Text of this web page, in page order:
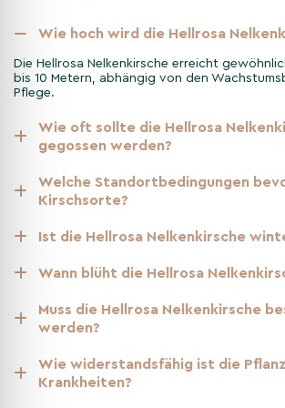
ist seit Jahrhunderten ein Symbol der
Kirschblütenbetrachtung, bekannt als
Kirschsorte wurde im Laufe der Zeit auf der
gemäßigten Klimazonen.
Anpflanzen der Hellrosa
Nelkenkirsche
Das Anpflanzen der Hellrosa Nelkenkirsche
ausreichend Platz, damit der Baum seine
sorgfältig behandelt und der Baum
Feuchtigkeit zu bewahren und
unterdrücken.
Wie hoch wird die Hellrosa
Die Hellrosa Nelkenkirsche erreicht
bis 10 Metern, abhängig von den
Pflege.
Wie oft sollte die Hellrosa
gegossen werden?
Welche Standortbedingungen
Kirschsorte?
Ist die Hellrosa Nelkenkirsche
Wann blüht die Hellrosa
Muss die Hellrosa Nelkenkirsche
werden?
Wie widerstandsfähig ist die
Krankheiten?